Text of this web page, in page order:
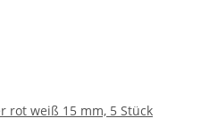
rot weiß 15 mm, 5 Stück